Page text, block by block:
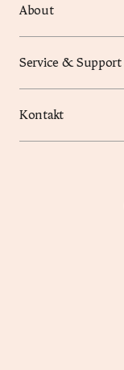
About
Service & Support
Kontakt